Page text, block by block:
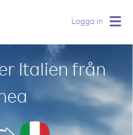
Logga in
Italien från